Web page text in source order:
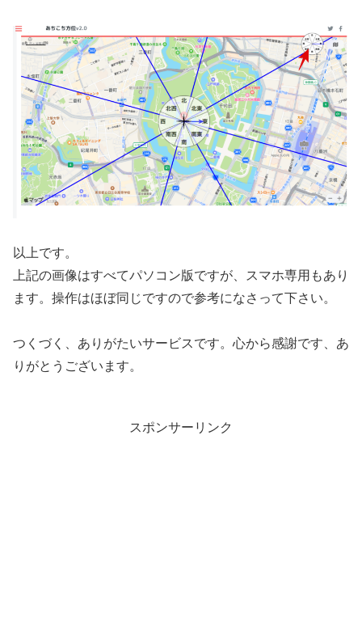
以上です。
上記の画像はすべてパソコン版ですが、スマホ専用もあり
ます。操作はほぼ同じですので参考になさって下さい。
つくづく、ありがたいサービスです。心から感謝です、あ
りがとうございます。
スポンサーリンク